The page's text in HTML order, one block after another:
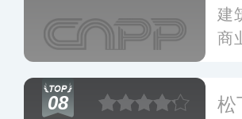
建
商
设
08 松